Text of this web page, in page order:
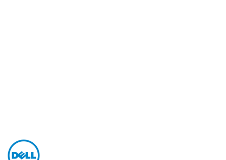
NAZWA
PRODUCENTA:
DELL